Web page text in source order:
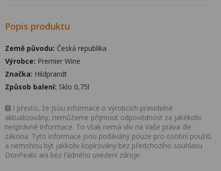
Popis produktu
Země původu: Česká republika
Výrobce: Premier Wine
Značka: Hildprandt
Způsob balení: Sklo 0,75l
I přesto, že jsou informace o výrobcích pravidelně
aktualizovány, nemůžeme přijmout odpovědnost za jakékoliv
nesprávné informace. To však nemá vliv na Vaše práva dle
zákona. Tyto informace jsou podávány pouze pro osobní použití
a nemohou být jakkoliv kopírovány bez předchozího souhlasu
DonPealo ani bez řádného uvedení zdroje.